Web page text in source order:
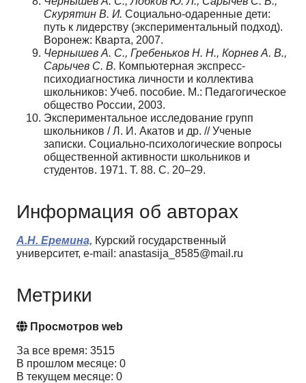
Скурятин В. И. Социально-одаренные дети:
путь к лидерству (экспериментальный подход).
Воронеж: Кварта, 2007.
Чернышев А. С., Гребеньков Н. Н., Корнев А. В.,
Сарычев С. В. Компьютерная экспресс-
психодиагностика личности и коллектива
школьников: Учеб. пособие. М.: Педагогическое
общество России, 2003.
Экспериментальное исследование групп
школьников / Л. И. Акатов и др. // Ученые
записки. Социально-психологические вопросы
общественной активности школьников и
студентов. 1971. Т. 88. С. 20–29.
Информация об авторах
А.Н. Еремина, Курский государственный
университет, e-mail: anastasija_8585@mail.ru
Метрики
Просмотров web
За все время: 3515
В прошлом месяце: 0
В текущем месяце: 0